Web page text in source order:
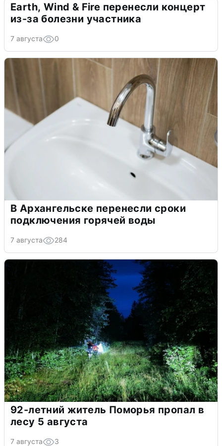
Earth, Wind & Fire перенесли концерт
из-за болезни участника
7 августа 0
В Архангельске перенесли сроки
подключения горячей воды
7 августа 284
92-летний житель Поморья пропал в
лесу 5 августа
7 августа 3